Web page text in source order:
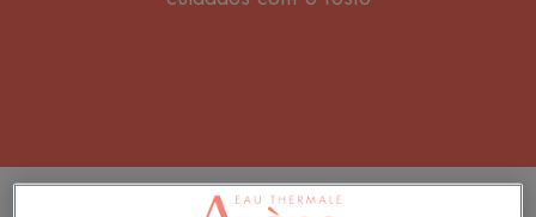
129 resultados "cuidados com o rosto"